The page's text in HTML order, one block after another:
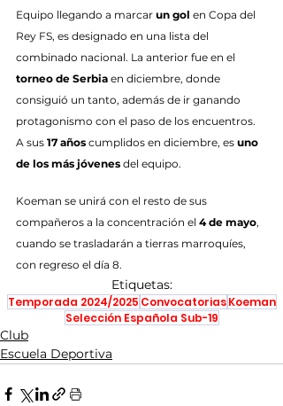
Equipo llegando a marcar un gol en Copa del
Rey FS, es designado en una lista del
combinado nacional. La anterior fue en el
torneo de Serbia en diciembre, donde
consiguió un tanto, además de ir ganando
protagonismo con el paso de los encuentros.
A sus 17 años cumplidos en diciembre, es uno
de los más jóvenes del equipo.
Koeman se unirá con el resto de sus
compañeros a la concentración el 4 de mayo,
cuando se trasladarán a tierras marroquíes,
con regreso el día 8.
Etiquetas:
Temporada 2024/2025 Convocatorias Koeman
Selección Española Sub-19
Club
Escuela Deportiva